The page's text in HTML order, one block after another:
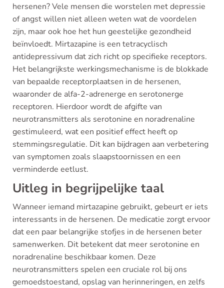
hersenen? Vele mensen die worstelen met depressie
of angst willen niet alleen weten wat de voordelen
zijn, maar ook hoe het hun geestelijke gezondheid
beïnvloedt. Mirtazapine is een tetracyclisch
antidepressivum dat zich richt op specifieke receptors.
Het belangrijkste werkingsmechanisme is de blokkade
van bepaalde receptorplaatsen in de hersenen,
waaronder de alfa-2-adrenerge en serotonerge
receptoren. Hierdoor wordt de afgifte van
neurotransmitters als serotonine en noradrenaline
gestimuleerd, wat een positief effect heeft op
stemmingsregulatie. Dit kan bijdragen aan verbetering
van symptomen zoals slaapstoornissen en een
verminderde eetlust.
Uitleg in begrijpelijke taal
Wanneer iemand mirtazapine gebruikt, gebeurt er iets
interessants in de hersenen. De medicatie zorgt ervoor
dat een paar belangrijke stofjes in de hersenen beter
samenwerken. Dit betekent dat meer serotonine en
noradrenaline beschikbaar komen. Deze
neurotransmitters spelen een cruciale rol bij ons
gemoedstoestand, opslag van herinneringen, en zelfs